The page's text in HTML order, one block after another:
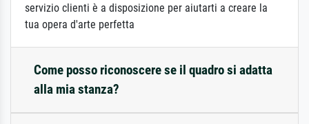
servizio clienti è a disposizione per aiutarti a creare la
tua opera d'arte perfetta
Come posso riconoscere se il quadro si adatta
alla mia stanza?